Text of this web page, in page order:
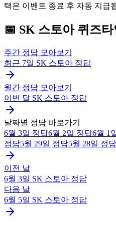
택은 이벤트 종료 후 자동 지급
📅 SK 스토아 퀴즈타
주간 정답 모아보기
최근 7일 SK 스토아 정답
월간 정답 모아보기
이번 달 SK 스토아 정답
날짜별 정답 바로가기
6월 3일 정답6월 2일 정답6월 1
정답5월 29일 정답5월 28일 정답
이전 날
6월 3일 SK 스토아 정답
다음 날
6월 5일 SK 스토아 정답